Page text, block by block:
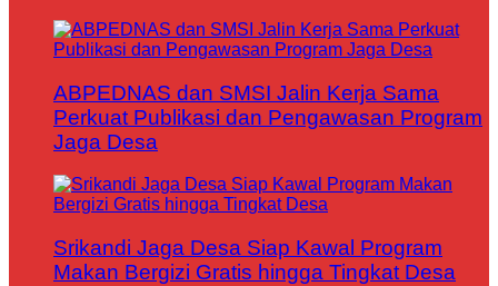
ABPEDNAS dan SMSI Jalin Kerja Sama
Perkuat Publikasi dan Pengawasan Program
Jaga Desa
Srikandi Jaga Desa Siap Kawal Program
Makan Bergizi Gratis hingga Tingkat Desa